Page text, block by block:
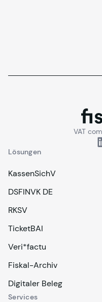
VAT
Lösungen
KassenSichV
DSFINVK DE
RKSV
TicketBAI
Veri*factu
Fiskal-Archiv
Digitaler Beleg
Services